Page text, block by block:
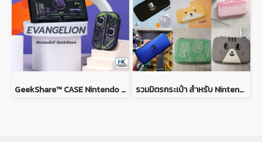
GeekShare™ CASE Nintendo Switch / Switch OLED MODEL เคส TPU เนื้อนิ่ม ยางซิลิโคน ลาย Evagalion เคสกันรอยรอบตัว รวมมิตรกระเป๋า สำหรับ Nintendo Switch/OLED สำหรับใส่ตัวเครื่อง แข็งแรง กันกระแทก พกพาได้ อยู่ทรง สีสันคมชัด สวยงาม